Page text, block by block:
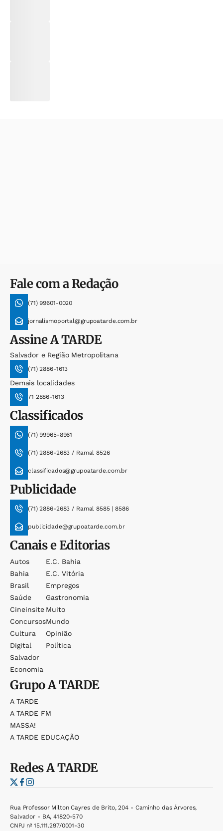
Fale com a Redação
(71) 99601-0020
jornalismoportal@grupoatarde.com.br
AssineA TARDE
Salvador e Região Metropolitana
(71) 2886-1613
Demais localidades
71 2886-1613
Classificados
(71) 99965-8961
(71) 2886-2683 / Ramal 8526
classificados@grupoatarde.com.br
Publicidade
(71) 2886-2683 / Ramal 8585 | 8586
publicidade@grupoatarde.com.br
Canais e Editorias
Autos
Bahia
Brasil
Saúde
Cineinsite
Concursos
Cultura
Digital
Salvador
Economia
E.c. Bahia
E.c. Vitória
Empregos
Gastronomia
Muito
Mundo
Opinião
Política
GrupoA TARDE
A TARDE
A TARDE FM
MASSA!
A TARDE EDUCAÇÃO
RedesA TARDE
Rua Professor Milton Cayres de Brito, 204 - Caminho das Árvores,
Salvador - BA, 41820-570
CNPJ nº 15.111.297/0001-30